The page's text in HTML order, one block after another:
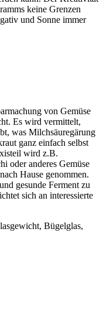
keine Grenzen
und Sonne immer
von Gemüse
Es wird vermittelt,
was Milchsäuregärung
ganz einfach selbst
wird z.B.
oder anderes Gemüse
Hause genommen.
gesunde Ferment zu
sich an interessierte
Bügelglas,